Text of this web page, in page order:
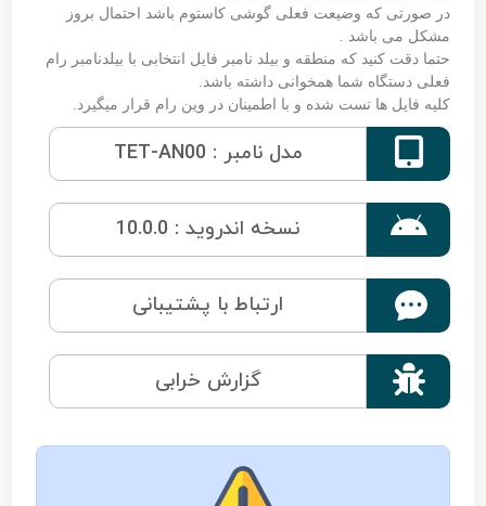
در صورتی که وضیعت فعلی گوشی کاستوم باشد احتمال بروز
مشکل می باشد .
حتما دقت کنید که منطقه و بیلد نامبر فایل انتخابی با بیلدنامبر رام
فعلی دستگاه شما همخوانی داشته باشد.
کلیه فایل ها تست شده و با اطمینان در وین رام قرار میگیرد.
 مدل نامبر : TET-AN00
 نسخه اندروید : 10.0.0
ارتباط با پشتیبانی
 گزارش خرابی